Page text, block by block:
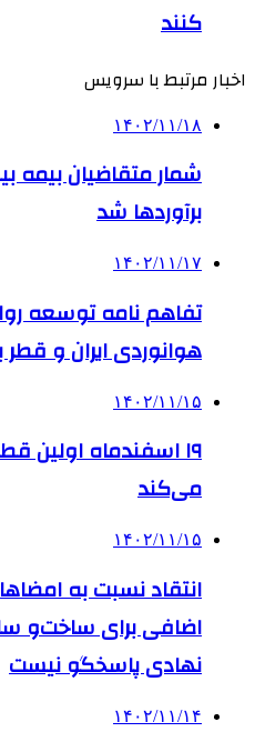
کنند
اخبار مرتبط با سرویس
۱۴۰۲/۱۱/۱۸
شمار متقاضیان بیمه
برآوردها شد
۱۴۰۲/۱۱/۱۷
تفاهم نامه توسعه
هوانوردی ایران و
۱۴۰۲/۱۱/۱۵
۱۹ اسفندماه اولین
می‌کند
۱۴۰۲/۱۱/۱۵
انتقاد نسبت به
اضافی برای ساخت‌و
نهادی پاسخگو نیست
۱۴۰۲/۱۱/۱۴